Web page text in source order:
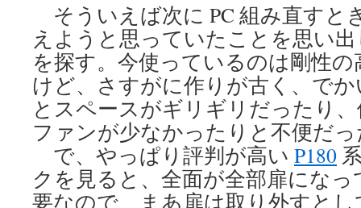
そういえば次に PC 組み直すと
えようと思っていたことを思い
を探す。今使っているのは剛性
けど、さすがに作りが古く、で
とスペースがギリギリだったり
ファンが少なかったりと不便だ
で、やっぱり評判が高い P180
クを見ると、全面が全部扉にな
要なので、まあ扉は取り外すと